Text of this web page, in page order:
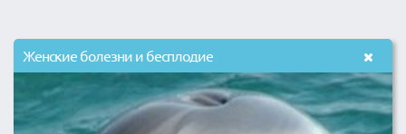
Женские болезни и бесплодие